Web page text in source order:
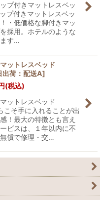
プ付きマットレスベッ
プ付きマットレスベッ
・低価格な脚付きマッ
採用。ホテルのような
す…
ットレスベッド
出荷：配送A]
(税込)
ットレスベッド
こそ手に入れることが出
！最大の特徴とも言え
ビスは、１年以内に不
償で修理・交…